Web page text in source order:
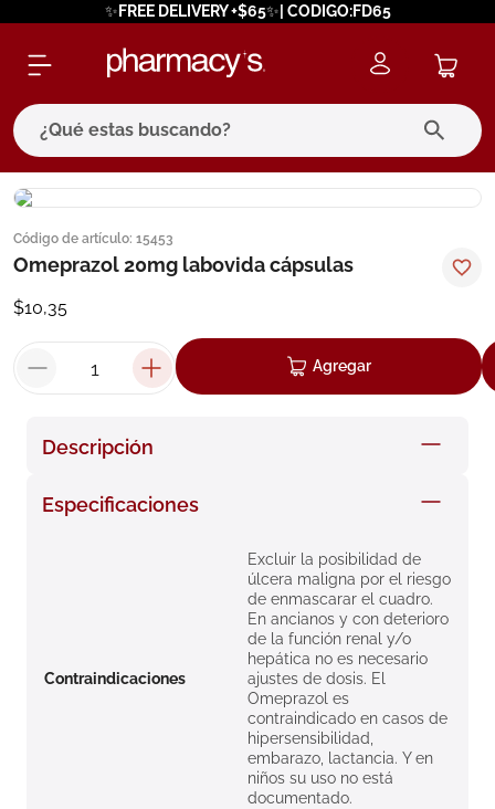
✨FREE DELIVERY +$65✨| CODIGO:FD65
¿Qué estas buscando?
Código de artículo: 15453
Omeprazol 20mg labovida cápsulas
$10,35
Agregar
Descripción
Especificaciones
Contraindicaciones
Excluir la posibilidad de
úlcera maligna por el riesgo
de enmascarar el cuadro.
En ancianos y con deterioro
de la función renal y/o
hepática no es necesario
ajustes de dosis. El
Omeprazol es
contraindicado en casos de
hipersensibilidad,
embarazo, lactancia. Y en
niños su uso no está
documentado.
términos más buscados
1. eucerin
3.
pilexil
5. cerave
6 degraler
8. roche posay